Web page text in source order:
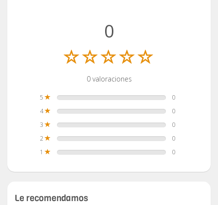
0
0 valoraciones
5
0
4
0
3
0
2
0
1
0
Le recomendamos